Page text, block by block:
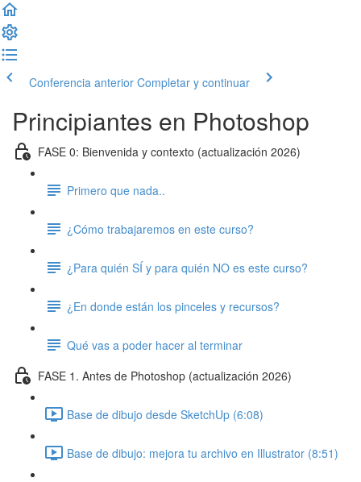
Conferencia anterior Completar y continuar
Principiantes en Photoshop
FASE 0: Bienvenida y contexto (actualización 2026)
Primero que nada..
¿Cómo trabajaremos en este curso?
¿Para quién SÍ y para quién NO es este curso?
¿En donde están los pinceles y recursos?
Qué vas a poder hacer al terminar
FASE 1. Antes de Photoshop (actualización 2026)
Base de dibujo desde SketchUp (6:08)
Base de dibujo: mejora tu archivo en Illustrator (8:51)